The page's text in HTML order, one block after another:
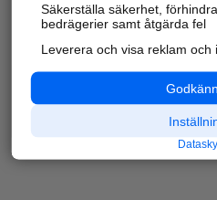
Säkerställa säkerhet,
bedrägerier samt åtgärda fel
Leverera och visa reklam och